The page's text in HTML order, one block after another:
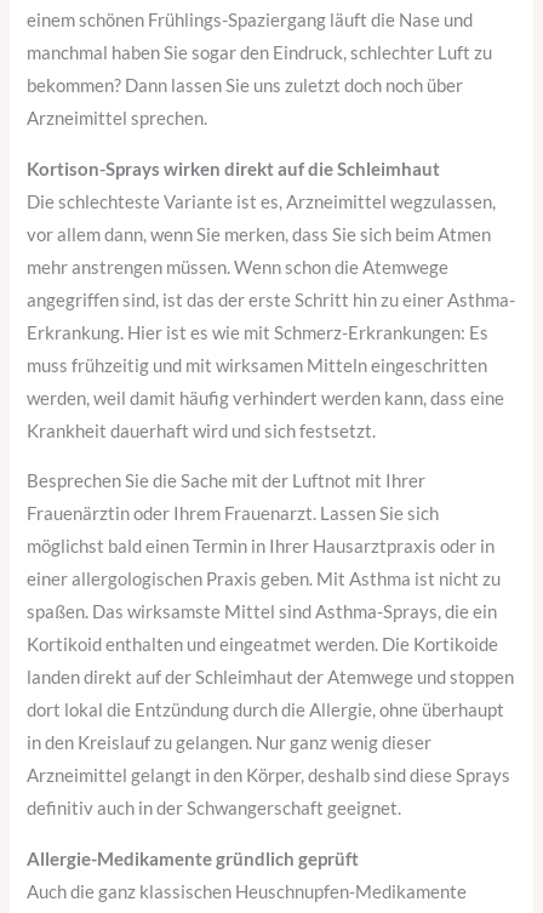
einem schönen Frühlings-Spaziergang läuft die Nase und
manchmal haben Sie sogar den Eindruck, schlechter Luft zu
bekommen? Dann lassen Sie uns zuletzt doch noch über
Arzneimittel sprechen.
Kortison-Sprays wirken direkt auf die Schleimhaut
Die schlechteste Variante ist es, Arzneimittel wegzulassen,
vor allem dann, wenn Sie merken, dass Sie sich beim Atmen
mehr anstrengen müssen. Wenn schon die Atemwege
angegriffen sind, ist das der erste Schritt hin zu einer Asthma-
Erkrankung. Hier ist es wie mit Schmerz-Erkrankungen: Es
muss frühzeitig und mit wirksamen Mitteln eingeschritten
werden, weil damit häufig verhindert werden kann, dass eine
Krankheit dauerhaft wird und sich festsetzt.
Besprechen Sie die Sache mit der Luftnot mit Ihrer
Frauenärztin oder Ihrem Frauenarzt. Lassen Sie sich
möglichst bald einen Termin in Ihrer Hausarztpraxis oder in
einer allergologischen Praxis geben. Mit Asthma ist nicht zu
spaßen. Das wirksamste Mittel sind Asthma-Sprays, die ein
Kortikoid enthalten und eingeatmet werden. Die Kortikoide
landen direkt auf der Schleimhaut der Atemwege und stoppen
dort lokal die Entzündung durch die Allergie, ohne überhaupt
in den Kreislauf zu gelangen. Nur ganz wenig dieser
Arzneimittel gelangt in den Körper, deshalb sind diese Sprays
definitiv auch in der Schwangerschaft geeignet.
Allergie-Medikamente gründlich geprüft
Auch die ganz klassischen Heuschnupfen-Medikamente